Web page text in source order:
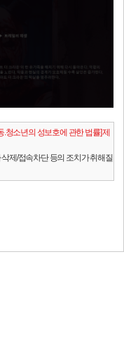
.청소년의 성보호에 관한 법률] 제
제/접속차단 등의 조치가 취해질